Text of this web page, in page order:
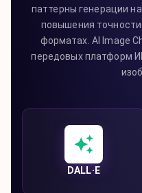
паттерны генерации
повышения
форматах. AI Image
передовых платформ
DALL·E